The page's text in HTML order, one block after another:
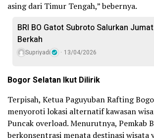
asing dari Timur Tengah,” bebernya.
BRI BO Gatot Subroto Salurkan Jumat
Berkah
Supriyadi 13/04/2026
Bogor Selatan Ikut Dilirik
Terpisah, Ketua Paguyuban Rafting
menyoroti lokasi alternatif kawasan
Puncak overload. Menurutnya, Pemkab
berkonsentrasi menata destinasi wisata